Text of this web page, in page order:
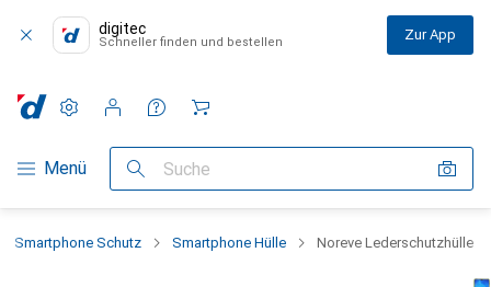
digitec
Schneller finden und bestellen Zur App
Navigation nach Kategorien
Menü Suche
Einstellungen
Kundenkonto
Vergleichslisten
Merklisten
Warenkorb
Smartphone Schutz Smartphone Hülle Noreve Lederschutzhülle